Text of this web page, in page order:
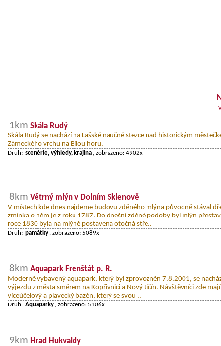
1km Skála Rudý
Skála Rudý se nachází na Lašské naučné stezce nad historickým
Zámeckého vrchu na Bílou horu.
Druh: scenérie, výhledy, krajina , zobrazeno: 4902x
8km Větrný mlýn v Dolním Sklenově
V místech kde dnes najdeme budovu zděného mlýna původně stával
zmínka o něm je z roku 1787. Do dnešní zděné podoby byl mlýn
roce 1830 byla na mlýně postavena otočná stře..
Druh: památky , zobrazeno: 5089x
8km Aquapark Frenštát p. R.
Moderně vybavený aquapark, který byl zprovozněn 7.8.2001, se
výjezdu z města směrem na Kopřivnici a Nový Jičín. Návštěvníci zde
víceúčelový a plavecký bazén, který se svou ..
Druh: Aquaparky , zobrazeno: 5106x
9km Hrad Hukvaldy